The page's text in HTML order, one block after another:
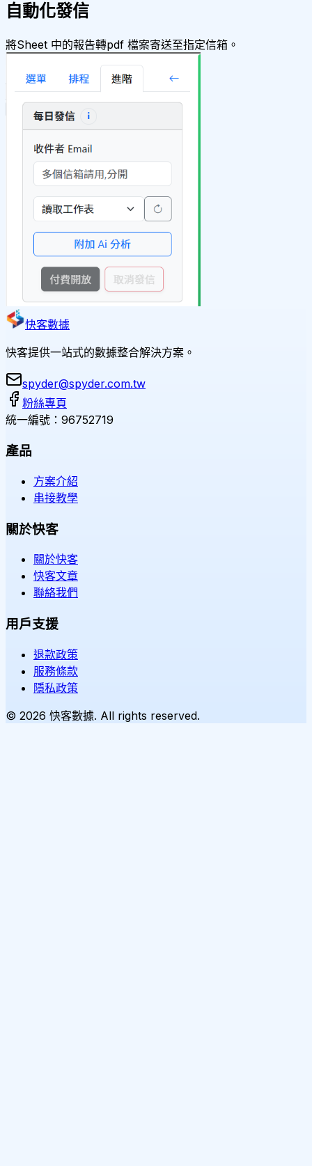
自動化發信
將Sheet 中的報告轉pdf 檔案寄送至指定信箱。
快客數據
快客提供一站式的數據整合解決方案。
spyder@spyder.com.tw
粉絲專頁
統一編號：96752719
產品
方案介紹
串接教學
關於快客
關於快客
快客文章
聯絡我們
用戶支援
退款政策
服務條款
隱私政策
© 2026 快客數據. All rights reserved.